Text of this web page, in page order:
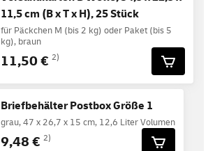
11,5 cm (B x T x H), 25 Stück
für Päckchen M (bis 2 kg) oder Paket (bis 5
kg), braun
11,50 € 2)
Briefbehälter Postbox Größe 1
grau, 47 x 26,7 x 15 cm, 12,6 Liter Volumen
9,48 € 2)